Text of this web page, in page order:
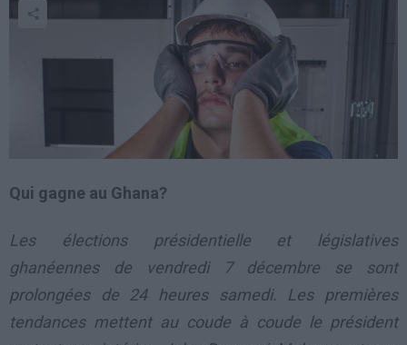
Qui gagne au Ghana?
Les élections présidentielle et législatives
ghanéennes de vendredi 7 décembre se sont
prolongées de 24 heures samedi. Les premières
tendances mettent au coude à coude le président